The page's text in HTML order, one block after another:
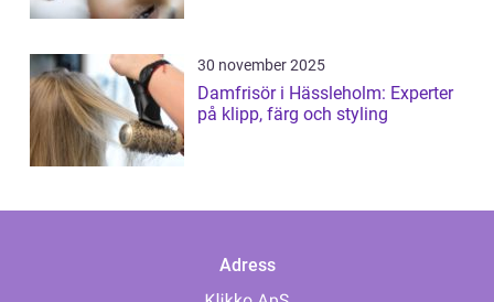
30 november 2025
Damfrisör i Hässleholm: Experter
på klipp, färg och styling
Adress